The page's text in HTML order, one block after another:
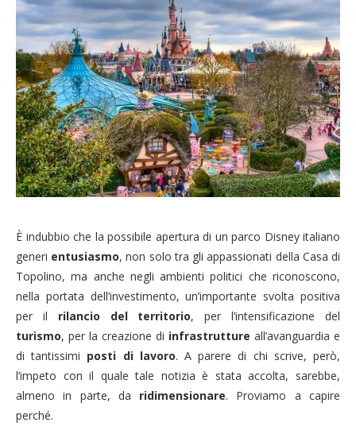
È indubbio che la possibile apertura di un parco Disney italiano
generi entusiasmo, non solo tra gli appassionati della Casa di
Topolino, ma anche negli ambienti politici che riconoscono,
nella portata dell’investimento, un’importante svolta positiva
per il rilancio del territorio, per l’intensificazione del
turismo, per la creazione di infrastrutture all’avanguardia e
di tantissimi posti di lavoro. A parere di chi scrive, però,
l’impeto con il quale tale notizia è stata accolta, sarebbe,
almeno in parte, da ridimensionare. Proviamo a capire
perché.